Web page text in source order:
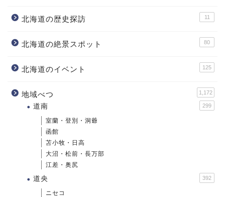
北海道の歴史探訪 11
北海道の絶景スポット 80
北海道のイベント 125
地域べつ 1,172
道南 299
室蘭・登別・洞爺
函館
苫小牧・日高
大沼・松前・長万部
江差・奥尻
道央 392
ニセコ